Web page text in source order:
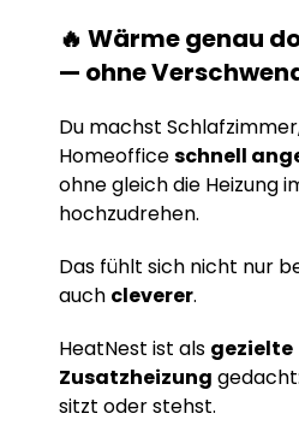
🔥 Wärme genau
— ohne
Du machst
Homeofficeschnell
ohne gleich die Heizung
hochzudrehen.
Das fühlt sich nicht nur
auch cleverer.
HeatNest ist als gezielte
Zusatzheizung
sitzt oder stehst.